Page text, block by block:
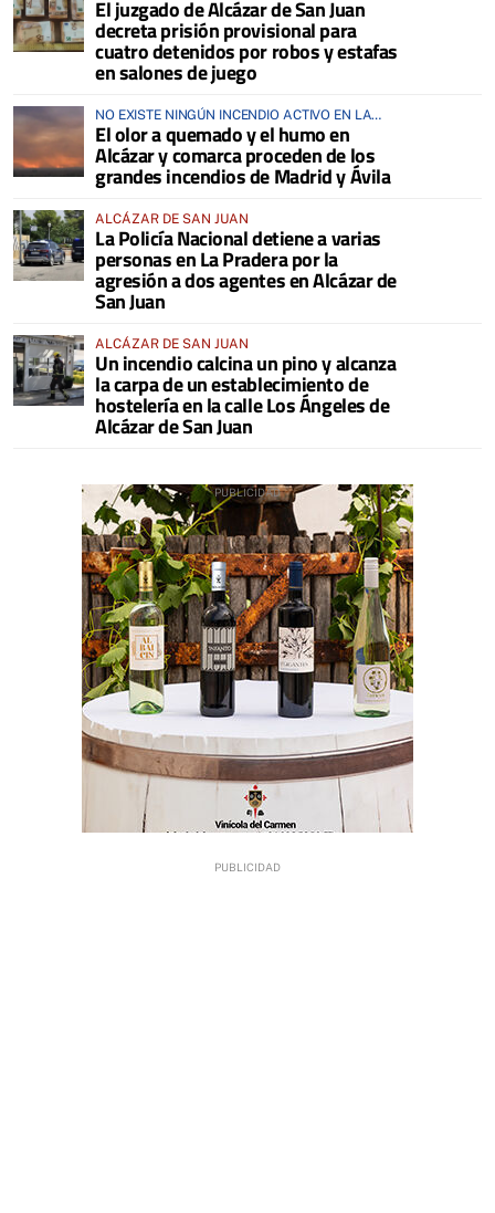
El juzgado de Alcázar de San Juan
decreta prisión provisional para
cuatro detenidos por robos y estafas
en salones de juego
NO EXISTE NINGÚN INCENDIO ACTIVO EN LA
COMARCA
El olor a quemado y el humo en
Alcázar y comarca proceden de los
grandes incendios de Madrid y Ávila
ALCÁZAR DE SAN JUAN
La Policía Nacional detiene a varias
personas en La Pradera por la
agresión a dos agentes en Alcázar de
San Juan
ALCÁZAR DE SAN JUAN
Un incendio calcina un pino y alcanza
la carpa de un establecimiento de
hostelería en la calle Los Ángeles de
Alcázar de San Juan